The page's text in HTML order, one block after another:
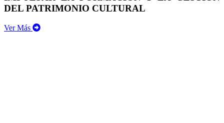
DEL PATRIMONIO CULTURAL
Ver Más